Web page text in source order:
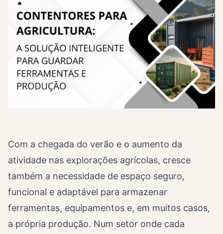
Com a chegada do verão e o aumento da
atividade nas explorações agrícolas, cresce
também a necessidade de espaço seguro,
funcional e adaptável para armazenar
ferramentas, equipamentos e, em muitos casos,
a própria produção. Num setor onde cada